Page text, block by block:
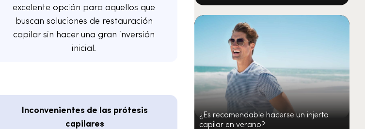
excelente opción para aquellos que
buscan soluciones de restauración
capilar sin hacer una gran inversión
inicial.
Inconvenientes de las prótesis
capilares
¿Es recomendable hacerse un injerto
capilar en verano?